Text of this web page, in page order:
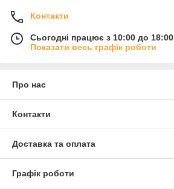
Контакти
Сьогодні працює з 10:00 до 18:00
Показати весь графік роботи
Про нас
Контакти
Доставка та оплата
Графік роботи